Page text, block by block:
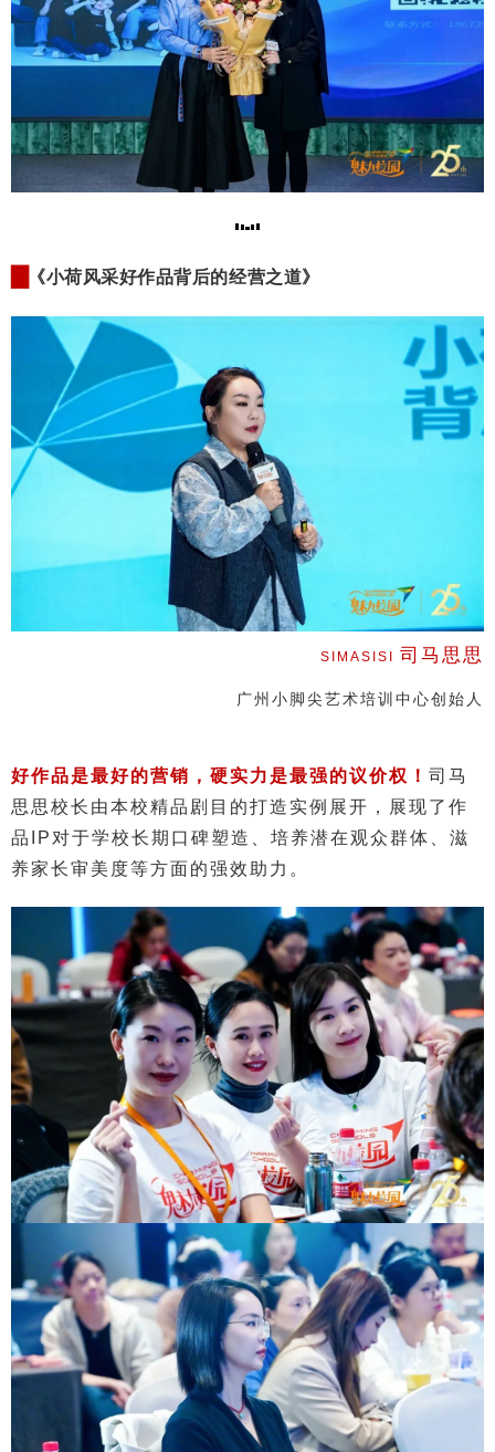
《小荷风采好作品背后的经营之道》
SIMASISI 司马思思
广州小脚尖艺术培训中心创始人
好作品是最好的营销，硬实力是最强的议价权！ 司马
思思校长由本校精品剧目的打造实例展开，展现了作
品IP对于学校长期口碑塑造、培养潜在观众群体、滋
养家长审美度等方面的强效助力。